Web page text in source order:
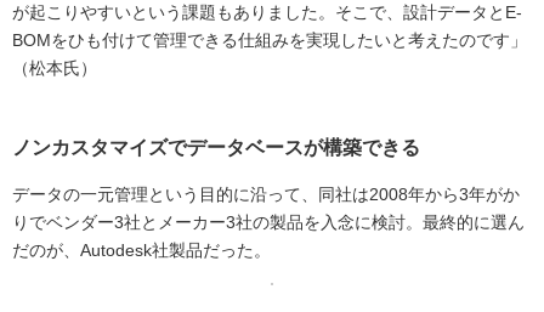
が起こりやすいという課題もありました。そこで、設計データとE-
BOMをひも付けて管理できる仕組みを実現したいと考えたのです」
（松本氏）
ノンカスタマイズでデータベースが構築できる
データの一元管理という目的に沿って、同社は2008年から3年がか
りでベンダー3社とメーカー3社の製品を入念に検討。最終的に選ん
だのが、Autodesk社製品だった。